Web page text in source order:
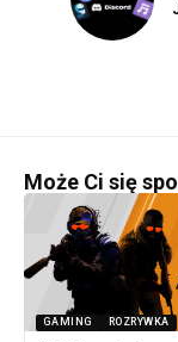
Może Ci się
GAMING ROZRYWKA